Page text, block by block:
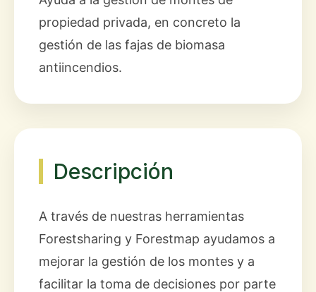
propiedad privada, en concreto la
gestión de las fajas de biomasa
antiincendios.
Descripción
A través de nuestras herramientas
Forestsharing y Forestmap ayudamos a
mejorar la gestión de los montes y a
facilitar la toma de decisiones por parte